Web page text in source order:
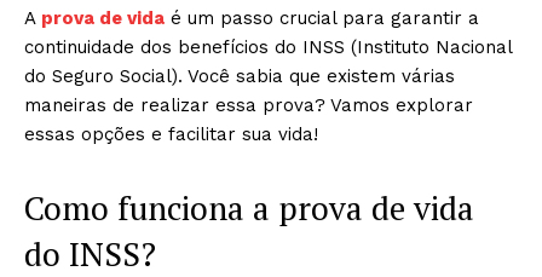
A prova de vida é um passo crucial para garantir a
continuidade dos benefícios do INSS (Instituto Nacional
do Seguro Social). Você sabia que existem várias
maneiras de realizar essa prova? Vamos explorar
essas opções e facilitar sua vida!
Como funciona a prova de vida
do INSS?